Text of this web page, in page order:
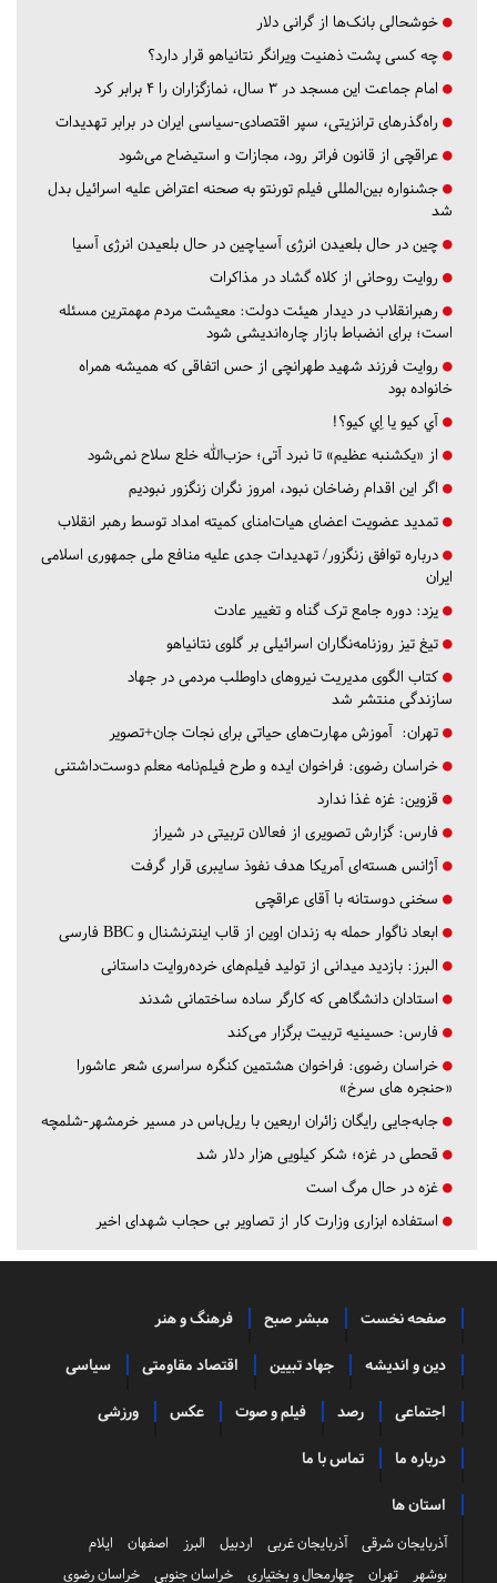
خوشحالی بانک‌ها از گرانی دلار
چه کسی پشت ذهنیت ویرانگر نتانیاهو قرار دارد؟
امام جماعت این مسجد در ۳ سال، نمازگزاران را ۴ برابر کرد
راه‌گذرهای ترانزیتی، سپر اقتصادی-سیاسی ایران در برابر تهدیدات
عراقچی از قانون فراتر رود، مجازات و استیضاح می‌شود
جشنواره بین‌المللی فیلم تورنتو به صحنه اعتراض علیه اسرائیل بدل
شد
چین در حال بلعیدن انرژی آسیاچین در حال بلعیدن انرژی آسیا
روایت روحانی از کلاه گشاد در مذاکرات
رهبرانقلاب در دیدار هیئت دولت: معیشت مردم مهمترین مسئله
است؛ برای انضباط بازار چاره‌اندیشی شود
روایت فرزند شهید طهرانچی از حس اتفاقی که همیشه همراه
خانواده بود
آي كيو يا اِي كيو؟!
از «یکشنبه عظیم» تا نبرد آتی؛ حزب‌الله خلع سلاح نمی‌شود
اگر این اقدام رضاخان نبود، امروز نگران زنگزور نبودیم
تمدید عضویت اعضای هیات‌امنای کمیته امداد توسط رهبر انقلاب
درباره توافق زنگزور/ تهدیدات جدی علیه منافع ملی جمهوری اسلامی
ایران
یزد: دوره جامع ترک گناه و تغییر عادت
تیغ تیز روزنامه‌نگاران اسرائیلی بر گلوی نتانیاهو
کتاب الگوی مدیریت نیروهای داوطلب مردمی در جهاد
سازندگی منتشر شد
تهران: آموزش مهارت‌های حیاتی برای نجات جان+تصویر
خراسان رضوی: فراخوان ایده و طرح فیلم‌نامه معلم دوست‌داشتنی
قزوین: غزه غذا ندارد
فارس: گزارش تصویری از فعالان تربیتی در شیراز
آژانس هسته‌ای آمریکا هدف نفوذ سایبری قرار گرفت
سخنی دوستانه با آقای عراقچی
ابعاد ناگوار حمله به زندان اوین از قاب اینترنشنال و BBC فارسی
البرز: بازدید میدانی از تولید فیلم‌های خرده‌روایت داستانی
استادان دانشگاهی که کارگر ساده ساختمانی شدند
فارس: حسینیه تربیت برگزار می‌کند
خراسان رضوی: فراخوان هشتمین کنگره سراسری شعر عاشورا
«حنجره های سرخ»
جابه‌جایی رایگان زائران اربعین با ریل‌باس در مسیر خرمشهر-شلمچه
قحطی در غزه؛ شکر کیلویی هزار دلار شد
غزه در حال مرگ است
استفاده ابزاری وزارت کار از تصاویر بی حجاب شهدای اخیر
صفحه نخست مبشر صبح فرهنگ و هنر
دین و اندیشه جهاد تبیین اقتصاد مقاومتی سیاسی
اجتماعی رصد فیلم و صوت عکس ورزشی
درباره ما تماس با ما
استان ها
آذربایجان شرقی آذربایجان غربی اردبیل البرز اصفهان
ایلام
بوشهر
تهران چهارمحال و بختیاری خراسان جنوبی خراسان رضوی